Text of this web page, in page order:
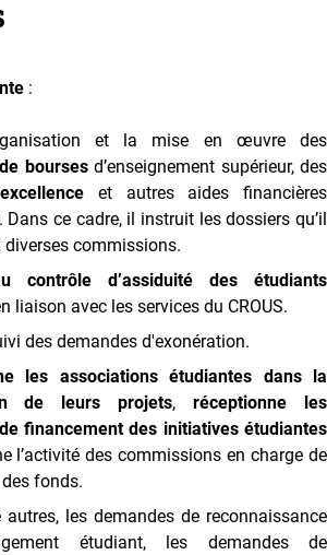
:
et la mise en œuvre des
boursesd’enseignement supérieur, des
et autres aides financières
Dans ce cadre, il instruit les dossiers qu’il
commissions.
contrôle d’assiduité des étudiants
liaison avec les services du CROUS.
des demandes d'exonération.
les associations étudiantes dans la
de leurs projets,réceptionne les
financement des initiatives étudiantes
l’activité des commissions en charge de
fonds.
autres, les demandes de reconnaissance
étudiant, les demandes de